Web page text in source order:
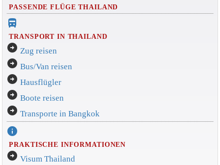
PASSENDE FLÜGE THAILAND
directions_bus_filled
TRANSPORT IN THAILAND
arrow_circle_right Zug reisen
arrow_circle_right Bus/Van reisen
arrow_circle_right Hausflügler
arrow_circle_right Boote reisen
arrow_circle_right Transporte in Bangkok
info
PRAKTISCHE INFORMATIONEN
arrow_circle_right Visum Thailand